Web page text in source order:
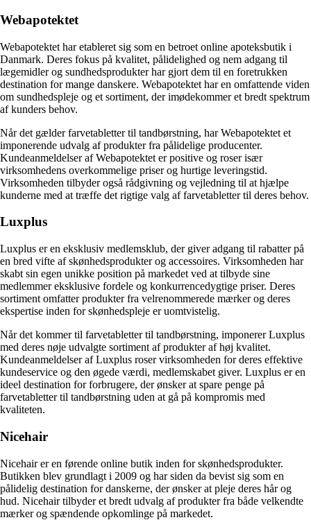
Webapotektet
Webapotektet har etableret sig som en betroet online apoteksbutik i
Danmark. Deres fokus på kvalitet, pålidelighed og nem adgang til
lægemidler og sundhedsprodukter har gjort dem til en foretrukken
destination for mange danskere. Webapotektet har en omfattende viden
om sundhedspleje og et sortiment, der imødekommer et bredt spektrum
af kunders behov.
Når det gælder farvetabletter til tandbørstning, har Webapotektet et
imponerende udvalg af produkter fra pålidelige producenter.
Kundeanmeldelser af Webapotektet er positive og roser især
virksomhedens overkommelige priser og hurtige leveringstid.
Virksomheden tilbyder også rådgivning og vejledning til at hjælpe
kunderne med at træffe det rigtige valg af farvetabletter til deres behov.
Luxplus
Luxplus er en eksklusiv medlemsklub, der giver adgang til rabatter på
en bred vifte af skønhedsprodukter og accessoires. Virksomheden har
skabt sin egen unikke position på markedet ved at tilbyde sine
medlemmer eksklusive fordele og konkurrencedygtige priser. Deres
sortiment omfatter produkter fra velrenommerede mærker og deres
ekspertise inden for skønhedspleje er uomtvistelig.
Når det kommer til farvetabletter til tandbørstning, imponerer Luxplus
med deres nøje udvalgte sortiment af produkter af høj kvalitet.
Kundeanmeldelser af Luxplus roser virksomheden for deres effektive
kundeservice og den øgede værdi, medlemskabet giver. Luxplus er en
ideel destination for forbrugere, der ønsker at spare penge på
farvetabletter til tandbørstning uden at gå på kompromis med
kvaliteten.
Nicehair
Nicehair er en førende online butik inden for skønhedsprodukter.
Butikken blev grundlagt i 2009 og har siden da bevist sig som en
pålidelig destination for danskerne, der ønsker at pleje deres hår og
hud. Nicehair tilbyder et bredt udvalg af produkter fra både velkendte
mærker og spændende opkomlinge på markedet.